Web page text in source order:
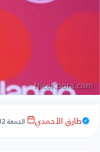
طارق الأحمدي الجمعة 12 يونيو 2026